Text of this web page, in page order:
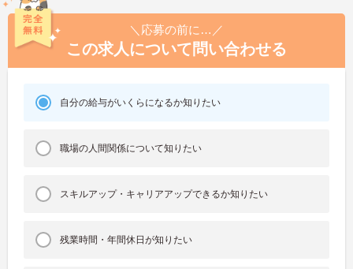
＼応募の前に…／
この求人について問い合わせる
自分の給与がいくらになるか知りたい
職場の人間関係について知りたい
スキルアップ・キャリアアップできるか知りたい
残業時間・年間休日が知りたい